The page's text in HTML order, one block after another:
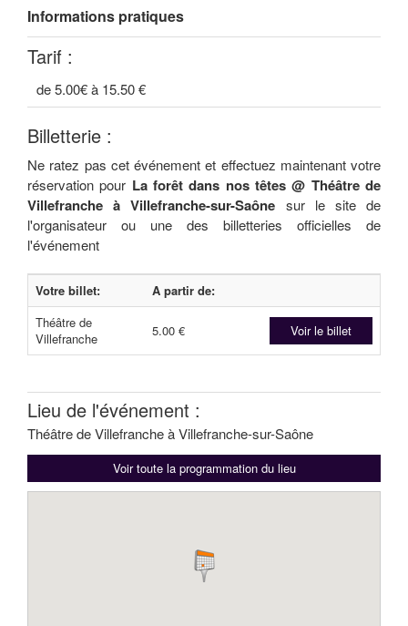
Informations pratiques
Tarif :
de 5.00€ à 15.50 €
Billetterie :
Ne ratez pas cet événement et effectuez maintenant votre
réservation pour La forêt dans nos têtes @ Théâtre de
Villefranche à Villefranche-sur-Saône sur le site de
l'organisateur ou une des billetteries officielles de
l'événement
Votre billet:
A partir de:
Théâtre de
Villefranche
5.00 € Voir le billet
Lieu de l'événement :
Théâtre de Villefranche à Villefranche-sur-Saône
Voir toute la programmation du lieu